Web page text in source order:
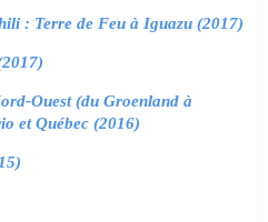
: Terre de Feu à Iguazu (2017)
Ouest (du Groenland à
et Québec (2016)